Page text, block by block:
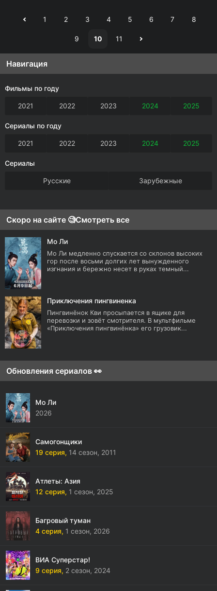
1 2 3 4 5 6 7 8
9 10 11
Навигация
Фильмы по году
2021 2022 2023 2024 2025
Сериалы по году
2021 2022 2023 2024 2025
Сериалы
Русские Зарубежные
Скоро на сайте 🧐Смотреть все
Мо Ли
Мо Ли медленно спускается со склонов высоких
гор после восьми долгих лет вынужденного
изгнания и бережно несет в руках темный...
Приключения пингвиненка
Пингвинёнок Кви просыпается в ящике для
перевозки и зовёт смотрителя. В мультфильме
«Приключения пингвинёнка» его грузовик...
Обновления сериалов 👀
Мо Ли
2026
Самогонщики
19 серия, 14 сезон, 2011
Атлеты: Азия
12 серия, 1 сезон, 2025
Багровый туман
4 серия, 1 сезон, 2026
ВИА Суперстар!
9 серия, 2 сезон, 2024